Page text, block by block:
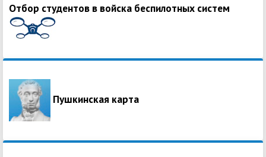
Отбор студентов в войска беспилотных систем
Пушкинская карта